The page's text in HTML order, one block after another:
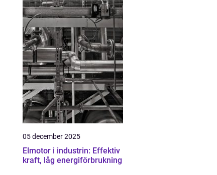
05 december 2025
Elmotor i industrin: Effektiv
kraft, låg energiförbrukning